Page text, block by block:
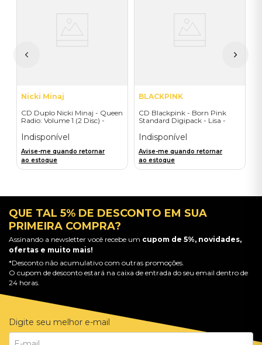
Nicki Minaj
CD Duplo Nicki Minaj - Queen
Radio: Volume 1 (2 Disc) -
Indisponível
Avise-me quando retornar
ao estoque
BLACKPINK
CD Blackpink - Born Pink
Standard Digipack - Lisa -
Indisponível
Avise-me quando retornar
ao estoque
QUE TAL 5% DE DESCONTO EM SUA
PRIMEIRA COMPRA?
Assinando a newsletter você recebe um cupom de 5%, novidades,
ofertas e muito mais!
*Desconto não acumulativo com outras promoções.
O cupom de desconto estará na caixa de entrada do seu email dentro de
24 horas.
Digite seu melhor e-mail